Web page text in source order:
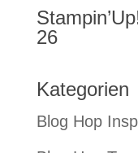
26
Kategorien
Blog Hop